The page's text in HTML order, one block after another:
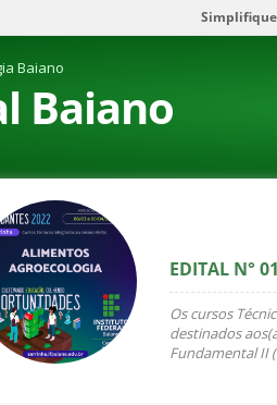
Baiano
Baiano
EDITAL N°
Os cursos
destinados
Fundamental II